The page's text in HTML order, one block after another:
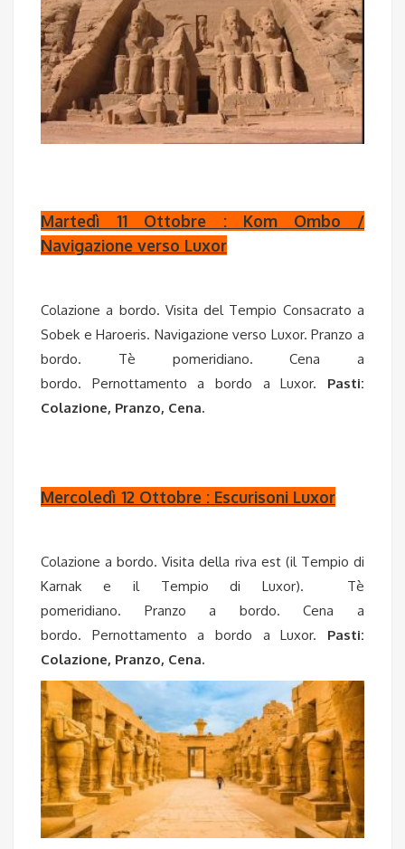
Martedì 11 Ottobre : Kom Ombo /
Navigazione verso Luxor
Colazione a bordo. Visita del Tempio Consacrato a
Sobek e Haroeris. Navigazione verso Luxor. Pranzo a
bordo. Tè pomeridiano. Cena a
bordo. Pernottamento a bordo a Luxor. Pasti:
Colazione, Pranzo, Cena.
Mercoledì 12 Ottobre : Escurisoni Luxor
Colazione a bordo. Visita della riva est (il Tempio di
Karnak e il Tempio di Luxor). Tè
pomeridiano. Pranzo a bordo. Cena a
bordo. Pernottamento a bordo a Luxor. Pasti:
Colazione, Pranzo, Cena.